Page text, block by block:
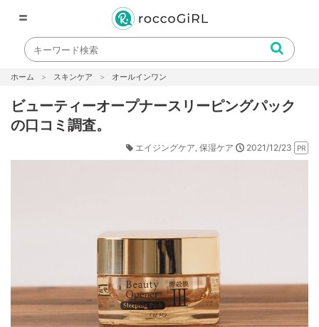
〓
ホーム スキンケア オールインワン
ビューティーオープナースリーピングパック
の口コミ調査。
エイジングケア 保湿ケア 2021/12/23